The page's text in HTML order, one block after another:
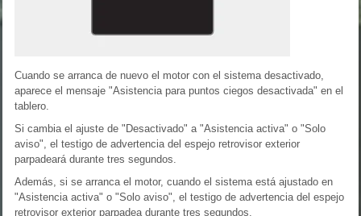
Cuando se arranca de nuevo el motor con el sistema desactivado,
aparece el mensaje "Asistencia para puntos ciegos desactivada" en el
tablero.
Si cambia el ajuste de "Desactivado" a "Asistencia activa" o "Solo
aviso", el testigo de advertencia del espejo retrovisor exterior
parpadeará durante tres segundos.
Además, si se arranca el motor, cuando el sistema está ajustado en
"Asistencia activa" o "Solo aviso", el testigo de advertencia del espejo
retrovisor exterior parpadea durante tres segundos.